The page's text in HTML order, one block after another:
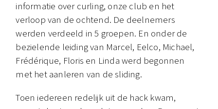
informatie over curling, onze club en het
verloop van de ochtend. De deelnemers
werden verdeeld in 5 groepen. En onder de
bezielende leiding van Marcel, Eelco, Michael,
Frédérique, Floris en Linda werd begonnen
met het aanleren van de sliding.
Toen iedereen redelijk uit de hack kwam,